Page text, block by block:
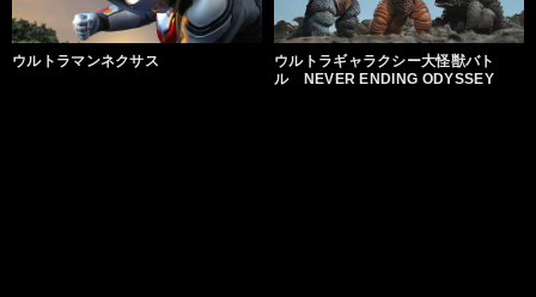
ウルトラマンネクサス
ウルトラギャラクシー大怪獣バト
ル NEVER ENDING ODYSSEY